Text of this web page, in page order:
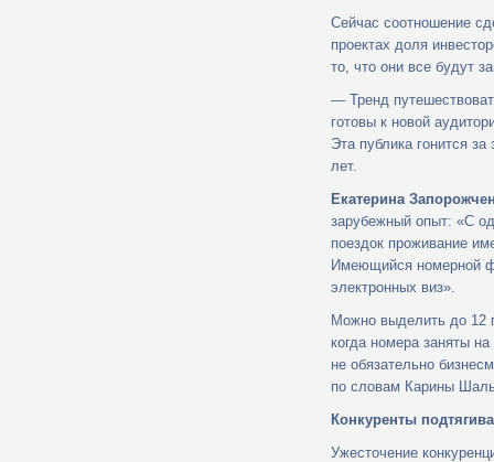
Сейчас соотношение
проектах доля
то, что они все будут
— Тренд
готовы к новой
Эта публика гонится
лет.
Екатерина
зарубежный опыт: «С
поездок проживание
Имеющийся номерной
электронных виз».
Можно выделить до 12
когда номера заняты
не обязательно
по словам Карины
Конкуренты
Ужесточение